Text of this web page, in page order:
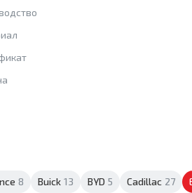
8 Buick 13 BYD 5 Cadillac 27